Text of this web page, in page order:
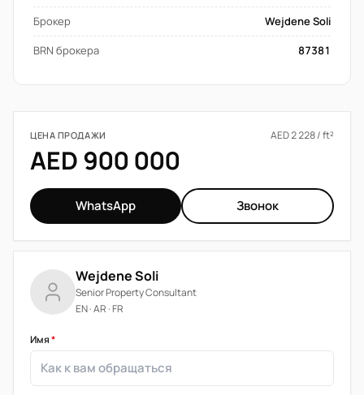
Брокер
Wejdene Soli
BRN брокера
87381
ЦЕНА ПРОДАЖИ AED 2 228 / ft²
AED 900 000
WhatsApp Звонок
Wejdene Soli
Senior Property Consultant
EN · AR · FR
Имя*